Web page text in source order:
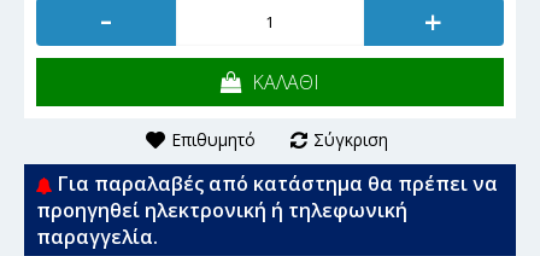
- +
ΚΑΛΑΘΙ
Επιθυμητό Σύγκριση
Για παραλαβές από κατάστημα θα πρέπει να
προηγηθεί ηλεκτρονική ή τηλεφωνική
παραγγελία.